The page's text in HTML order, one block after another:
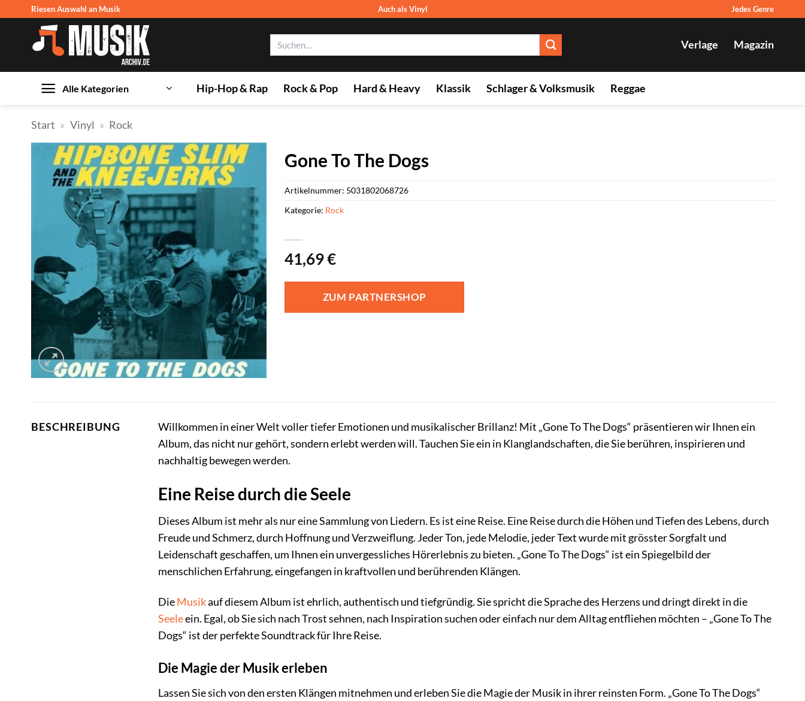
springen
Riesen Auswahl an Musik Auch als Vinyl Jedes Genre
Verlage Magazin
Alle Kategorien Hip-Hop & Rap Rock & Pop Hard & Heavy Klassik Schlager & Volksmusik Reggae
Start » Vinyl » Rock
Gone To The Dogs
41,69€
ZUM PARTNERSHOP
Artikelnummer: 5031802068726
Kategorie: Rock
BESCHREIBUNG
Willkommen in einer Welt voller tiefer Emotionen und musikalischer Brillanz! Mit „Gone To The Dogs“ präsentieren wir Ihnen ein
Album, das nicht nur gehört, sondern erlebt werden will. Tauchen Sie ein in Klanglandschaften, die Sie berühren, inspirieren und
nachhaltig bewegen werden.
Eine Reise durch die Seele
Dieses Album ist mehr als nur eine Sammlung von Liedern. Es ist eine Reise. Eine Reise durch die Höhen und Tiefen des Lebens, durch
Freude und Schmerz, durch Hoffnung und Verzweiflung. Jeder Ton, jede Melodie, jeder Text wurde mit grösster Sorgfalt und
Leidenschaft geschaffen, um Ihnen ein unvergessliches Hörerlebnis zu bieten. „Gone To The Dogs“ ist ein Spiegelbild der
menschlichen Erfahrung, eingefangen in kraftvollen und berührenden Klängen.
DieMusikauf diesem Album ist ehrlich, authentisch und tiefgründig. Sie spricht die Sprache des Herzens und dringt direkt in die
Seeleein. Egal, ob Sie sich nach Trost sehnen, nach Inspiration suchen oder einfach nur dem Alltag entfliehen möchten – „Gone To The
Dogs“ ist der perfekte Soundtrack für Ihre Reise.
Die Magie der Musik erleben
Lassen Sie sich von den ersten Klängen mitnehmen und erleben Sie die Magie der Musik in ihrer reinsten Form. „Gone To The Dogs“